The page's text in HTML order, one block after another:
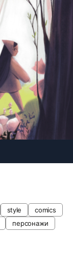
style
comics
персонажи